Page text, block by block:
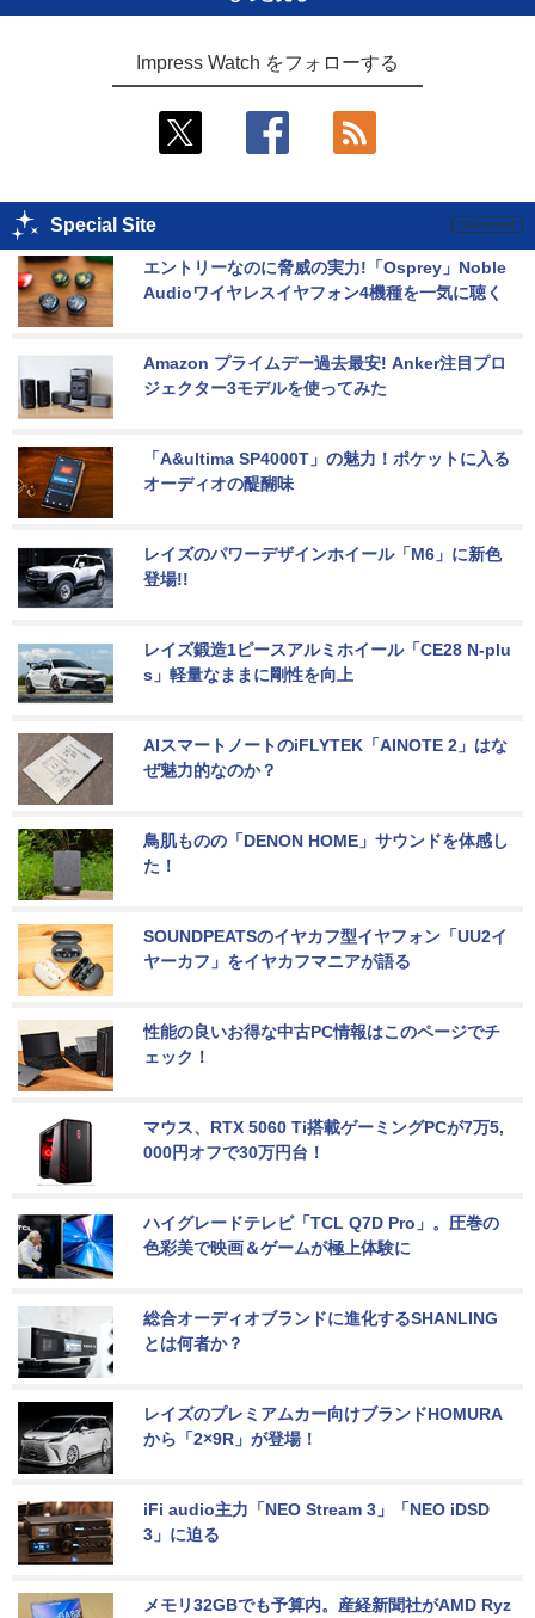
Impress Watch をフォローする
Special Site
エントリーなのに脅威の実力!「Osprey」Noble
Audioワイヤレスイヤフォン4機種を一気に聴く
Amazon プライムデー過去最安! Anker注目プロ
ジェクター3モデルを使ってみた
「A&ultima SP4000T」の魅力！ポケットに入る
オーディオの醍醐味
レイズのパワーデザインホイール「M6」に新色
登場!!
レイズ鍛造1ピースアルミホイール「CE28 N-plu
s」軽量なままに剛性を向上
AIスマートノートのiFLYTEK「AINOTE 2」はな
ぜ魅力的なのか？
鳥肌ものの「DENON HOME」サウンドを体感し
た！
SOUNDPEATSのイヤカフ型イヤフォン「UU2イ
ヤーカフ」をイヤカフマニアが語る
性能の良いお得な中古PC情報はこのページでチ
ェック！
マウス、RTX 5060 Ti搭載ゲーミングPCが7万5,
000円オフで30万円台！
ハイグレードテレビ「TCL Q7D Pro」。圧巻の
色彩美で映画＆ゲームが極上体験に
総合オーディオブランドに進化するSHANLING
とは何者か？
レイズのプレミアムカー向けブランドHOMURA
から「2×9R」が登場！
iFi audio主力「NEO Stream 3」「NEO iDSD
3」に迫る
メモリ32GBでも予算内。産経新聞社がAMD Ryz